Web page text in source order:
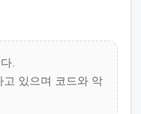
.
고 있으며 코드와 악